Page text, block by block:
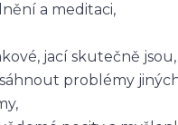
a meditaci,
jací skutečně
problémy